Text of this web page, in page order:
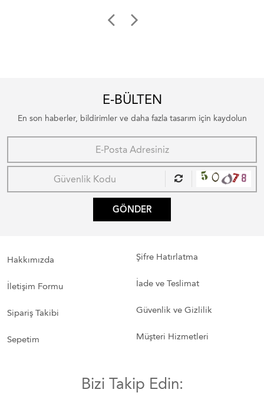
E-BÜLTEN
En son haberler, bildirimler ve daha fazla tasarım için kaydolun
GÖNDER
Hakkımızda
İletişim Formu
Sipariş Takibi
Sepetim
Şifre Hatırlatma
İade ve Teslimat
Güvenlik ve Gizlilik
Müşteri Hizmetleri
Bizi Takip Edin: